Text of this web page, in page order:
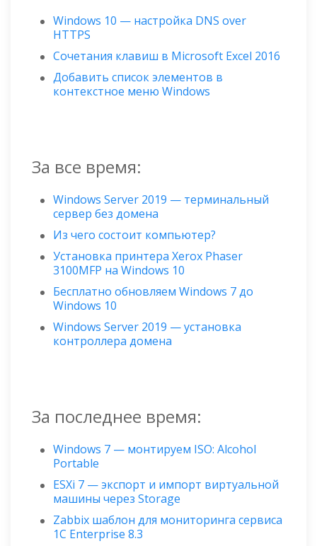
Windows 10 — настройка DNS over
HTTPS
Сочетания клавиш в Microsoft Excel 2016
Добавить список элементов в
контекстное меню Windows
За все время:
Windows Server 2019 — терминальный
сервер без домена
Из чего состоит компьютер?
Установка принтера Xerox Phaser
3100MFP на Windows 10
Бесплатно обновляем Windows 7 до
Windows 10
Windows Server 2019 — установка
контроллера домена
За последнее время:
Windows 7 — монтируем ISO: Alcohol
Portable
ESXi 7 — экспорт и импорт виртуальной
машины через Storage
Zabbix шаблон для мониторинга сервиса
1C Enterprise 8.3